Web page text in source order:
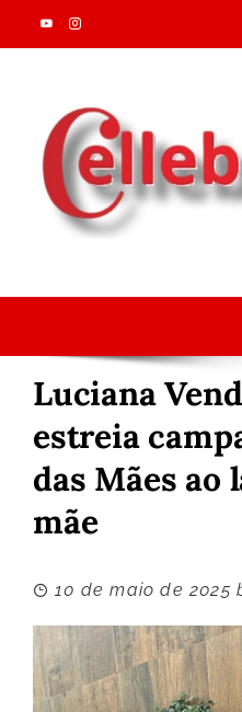
Skip
to
Luciana
estreia
das Mães ao
mãe
10 de maio de 2025